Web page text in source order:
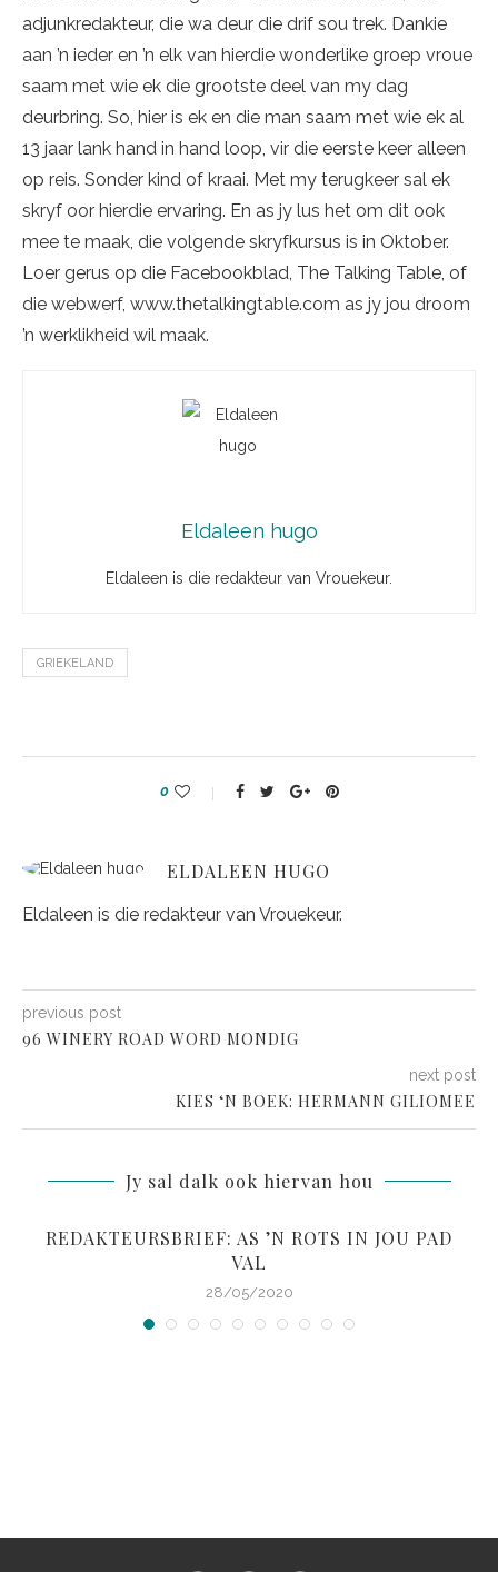
adjunkredakteur, die wa deur die drif sou trek. Dankie
aan ’n ieder en ’n elk van hierdie wonderlike groep vroue
saam met wie ek die grootste deel van my dag
deurbring. So, hier is ek en die man saam met wie ek al
13 jaar lank hand in hand loop, vir die eerste keer alleen
op reis. Sonder kind of kraai. Met my terugkeer sal ek
skryf oor hierdie ervaring. En as jy lus het om dit ook
mee te maak, die volgende skryfkursus is in Oktober.
Loer gerus op die Facebookblad, The Talking Table, of
die webwerf, www.thetalkingtable.com as jy jou droom
’n werklikheid wil maak.
Eldaleen hugo
Eldaleen is die redakteur van Vrouekeur.
GRIEKELAND
0
ELDALEEN HUGO
Eldaleen is die redakteur van Vrouekeur.
previous post
96 WINERY ROAD WORD MONDIG
next post
KIES ‘N BOEK: HERMANN GILIOMEE
Jy sal dalk ook hiervan hou
REDAKTEURSBRIEF: AS ’N ROTS IN JOU PAD
VAL
28/05/2020